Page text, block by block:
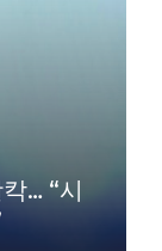
… “시